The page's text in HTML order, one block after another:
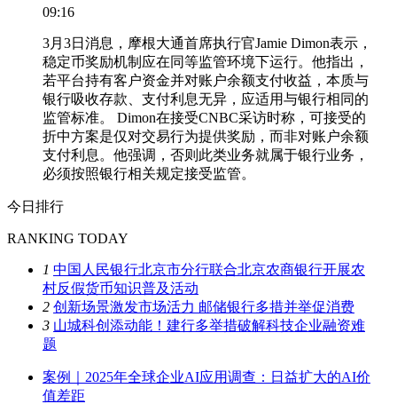
09:16
3月3日消息，摩根大通首席执行官Jamie Dimon表示，
稳定币奖励机制应在同等监管环境下运行。他指出，
若平台持有客户资金并对账户余额支付收益，本质与
银行吸收存款、支付利息无异，应适用与银行相同的
监管标准。 Dimon在接受CNBC采访时称，可接受的
折中方案是仅对交易行为提供奖励，而非对账户余额
支付利息。他强调，否则此类业务就属于银行业务，
必须按照银行相关规定接受监管。
今日排行
RANKING TODAY
1 中国人民银行北京市分行联合北京农商银行开展农
村反假货币知识普及活动
2 创新场景激发市场活力 邮储银行多措并举促消费
3 山城科创添动能！建行多举措破解科技企业融资难
题
案例｜2025年全球企业AI应用调查：日益扩大的AI价
值差距